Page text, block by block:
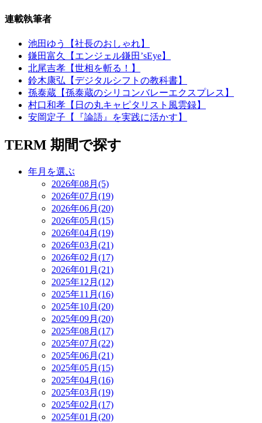
連載執筆者
池田ゆう【社長のおしゃれ】
鎌田富久【エンジェル鎌田’sEye】
北尾吉孝【世相を斬る！】
鈴木康弘【デジタルシフトの教科書】
孫泰蔵【孫泰蔵のシリコンバレーエクスプレス】
村口和孝【日の丸キャピタリスト風雲録】
安岡定子【『論語』を実践に活かす】
TERM 期間で探す
年月を選ぶ
2026年08月(5)
2026年07月(19)
2026年06月(20)
2026年05月(15)
2026年04月(19)
2026年03月(21)
2026年02月(17)
2026年01月(21)
2025年12月(12)
2025年11月(16)
2025年10月(20)
2025年09月(20)
2025年08月(17)
2025年07月(22)
2025年06月(21)
2025年05月(15)
2025年04月(16)
2025年03月(19)
2025年02月(17)
2025年01月(20)